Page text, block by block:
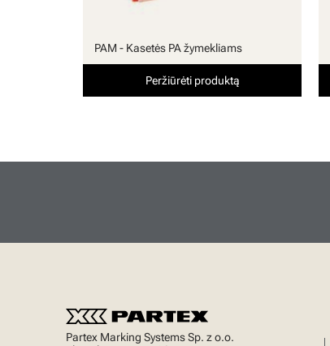
PAM - Kasetės PA žymekliams
Peržiūrėti produktą
Partex Marking Systems Sp. z o.o.